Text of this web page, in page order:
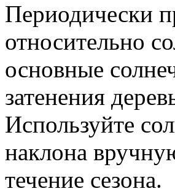
Периодически
относительно
основные
затенения
Используйте
наклона
течение сезона.